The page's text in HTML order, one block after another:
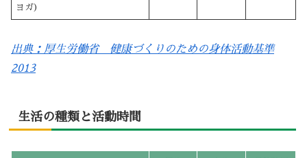
ヨガ)
出典：厚生労働省 健康づくりのための身体活動基準
2013
生活の種類と活動時間